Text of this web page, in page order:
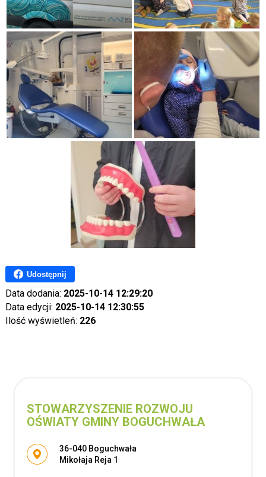
Udostępnij
Data dodania: 2025-10-14 12:29:20
Data edycji: 2025-10-14 12:30:55
Ilość wyświetleń: 226
STOWARZYSZENIE ROZWOJU
OŚWIATY GMINY BOGUCHWAŁA
Adres pocztowy:
36-040 Boguchwała
Mikołaja Reja 1